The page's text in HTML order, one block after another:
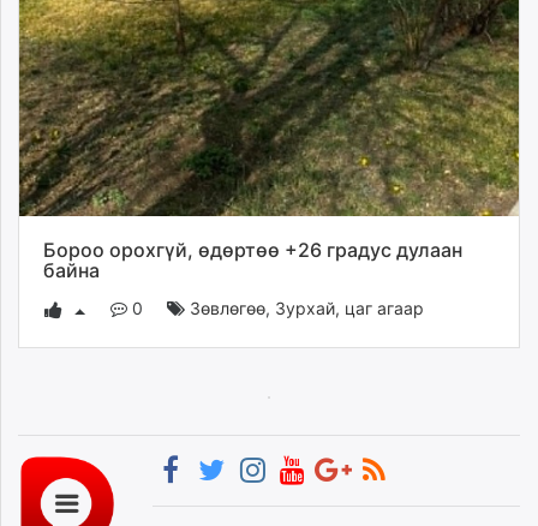
Бороо орохгүй, өдөртөө +26 градус дулаан
байна
0 Зөвлөгөө, Зурхай, цаг агаар